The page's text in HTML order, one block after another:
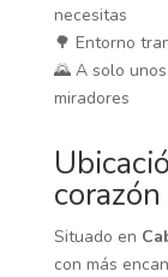
necesitas
🌳 Entorno
🌄 A solo
miradores
Situado en
con más